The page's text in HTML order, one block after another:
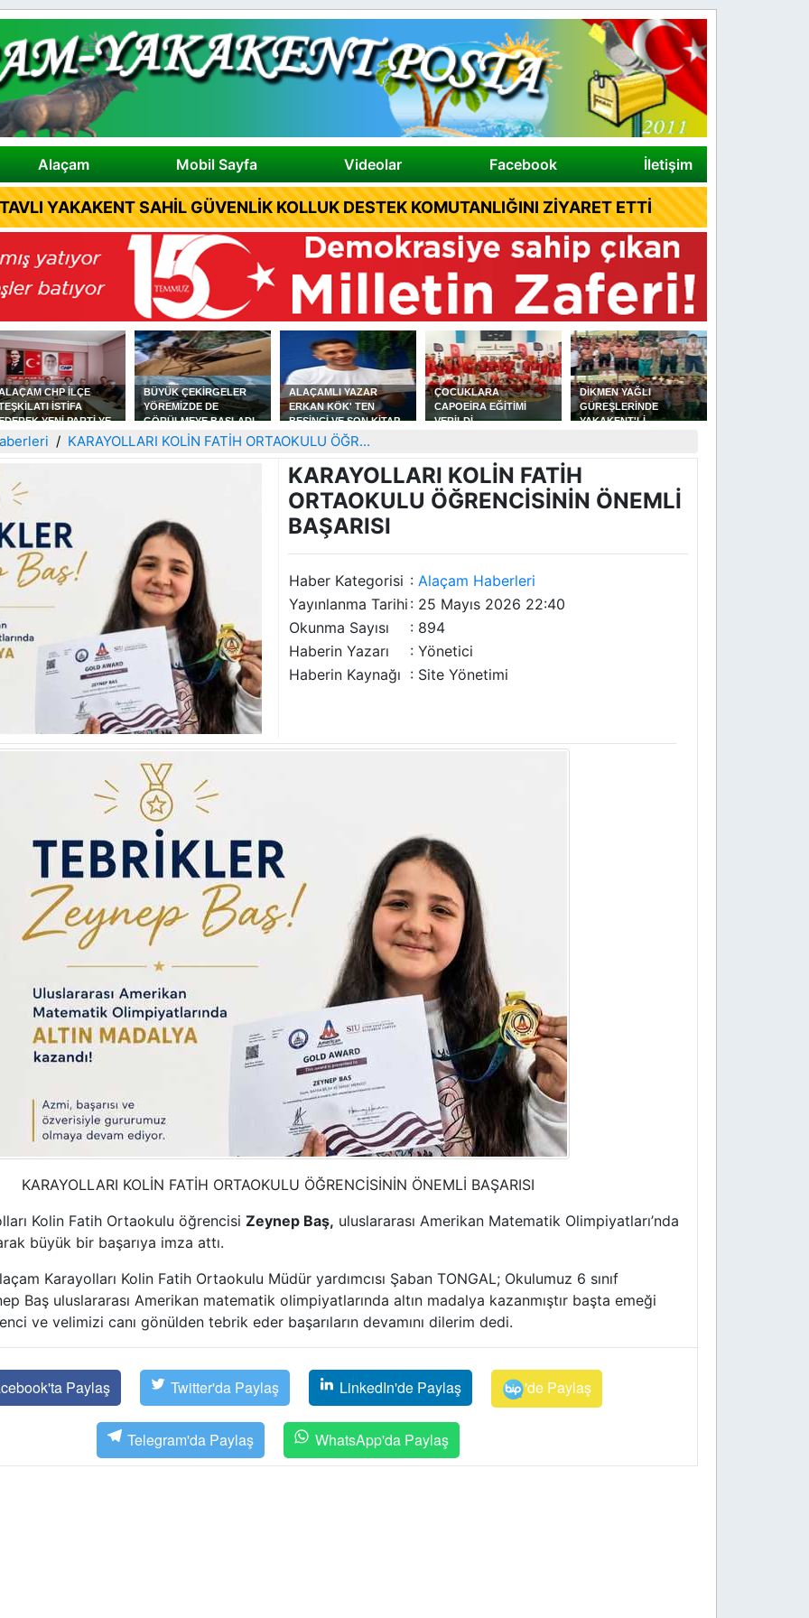
Alaçam Mobil Sayfa Videolar Facebook İletişim
YAKAKENT SAHİL GÜVENLİK KOLLUK DESTEK KOMUTANLIĞINI ZİYARET ETTİ
CHP İLÇE
İSTİFA
YENİ PARTİ YE
BÜYÜK ÇEKİRGELER
YÖREMİZDE DE
GÖRÜLMEYE BAŞLADI
ALAÇAMLI YAZAR
ERKAN KÖK' TEN
BEŞİNCİ VE SON KİTAP
AŞKIN OTOPSİ RAPORU
ÇOCUKLARA
CAPOEİRA EĞİTİMİ
VERİLDİ
DİKMEN YAĞLI
GÜREŞLERİNDE
YAKAKENT'Lİ
KARAYOLLARI KOLİN FATİH ORTAOKULU ÖĞR...
KARAYOLLARI KOLİN FATİH
ORTAOKULU ÖĞRENCİSİNİN ÖNEMLİ
BAŞARISI
Haber Kategorisi : Alaçam Haberleri
Yayınlanma Tarihi : 25 Mayıs 2026 22:40
Okunma Sayısı
: 894
Haberin Yazarı
: Yönetici
Haberin Kaynağı : Site Yönetimi
KARAYOLLARI KOLİN FATİH ORTAOKULU ÖĞRENCİSİNİN ÖNEMLİ BAŞARISI
Kolin Fatih Ortaokulu öğrencisi Zeynep Baş, uluslararası Amerikan Matematik Olimpiyatları’nda
büyük bir başarıya imza attı.
Karayolları Kolin Fatih Ortaokulu Müdür yardımcısı Şaban TONGAL; Okulumuz 6 sınıf
Baş uluslararası Amerikan matematik olimpiyatlarında altın madalya kazanmıştır başta emeği
ve velimizi canı gönülden tebrik eder başarıların devamını dilerim dedi.
Paylaş Twitter'da Paylaş LinkedIn'de Paylaş 'de Paylaş
Telegram'da Paylaş WhatsApp'da Paylaş